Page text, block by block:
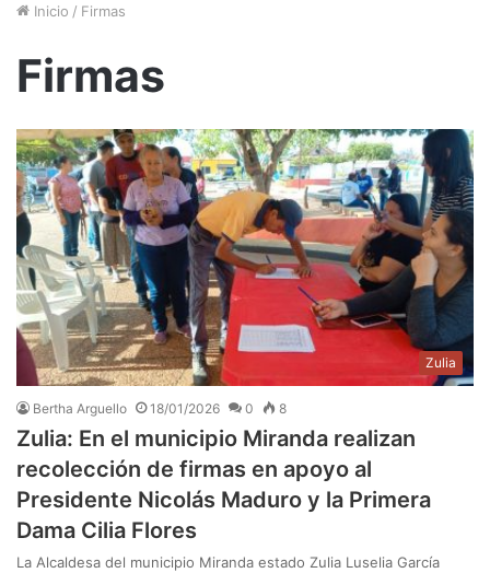
Inicio / Firmas
Firmas
Zulia
Bertha Arguello 18/01/2026 0 8
Zulia: En el municipio Miranda realizan
recolección de firmas en apoyo al
Presidente Nicolás Maduro y la Primera
Dama Cilia Flores
La Alcaldesa del municipio Miranda estado Zulia Luselia García